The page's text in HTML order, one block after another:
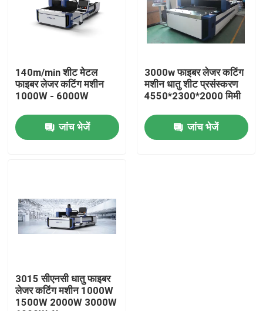
उत्पाद
हमारे बारे में
कारखाने का दौरा
एक उद्धरण का अनुरोध करें
वायर एक्सट्रूडर मशीन
140m/min शीट मेटल
फाइबर लेजर कटिंग मशीन
1000W - 6000W
जांच भेजें
3000w फाइबर लेजर कटिंग
मशीन धातु शीट प्रसंस्करण
4550*2300*2000 मिमी
जांच भेजें
3015 सीएनसी धातु फाइबर
लेजर कटिंग मशीन 1000W
1500W 2000W 3000W